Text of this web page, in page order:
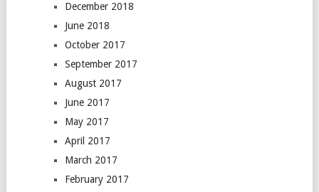
December 2018
June 2018
October 2017
September 2017
August 2017
June 2017
May 2017
April 2017
March 2017
February 2017